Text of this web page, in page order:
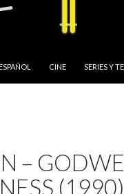
CINE SERIES Y
–
(1990)